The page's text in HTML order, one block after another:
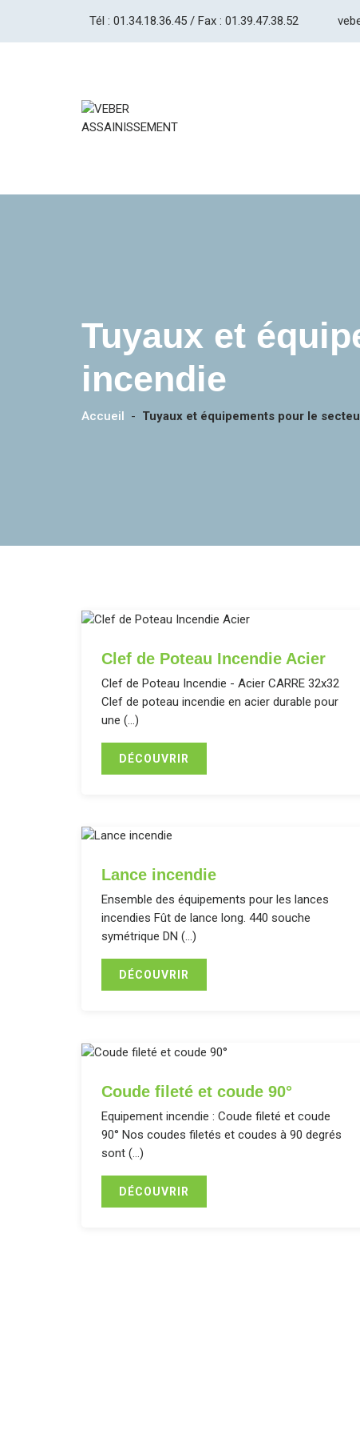
Tél : 01.34.18.36.45 / Fax : 01.39.47.38.52
Tuyaux et
incendie
Accueil - Tuyaux et équipements pour le
Clef de Poteau Incendie Acier
Clef de Poteau Incendie - Acier CARRE 32x32
Clef de poteau incendie en acier durable pour
une (…)
DÉCOUVRIR
Lance incendie
Ensemble des équipements pour les lances
incendies Fût de lance long. 440 souche
symétrique DN (…)
DÉCOUVRIR
Coude fileté et coude 90°
Equipement incendie : Coude fileté et coude
90° Nos coudes filetés et coudes à 90 degrés
sont (…)
DÉCOUVRIR